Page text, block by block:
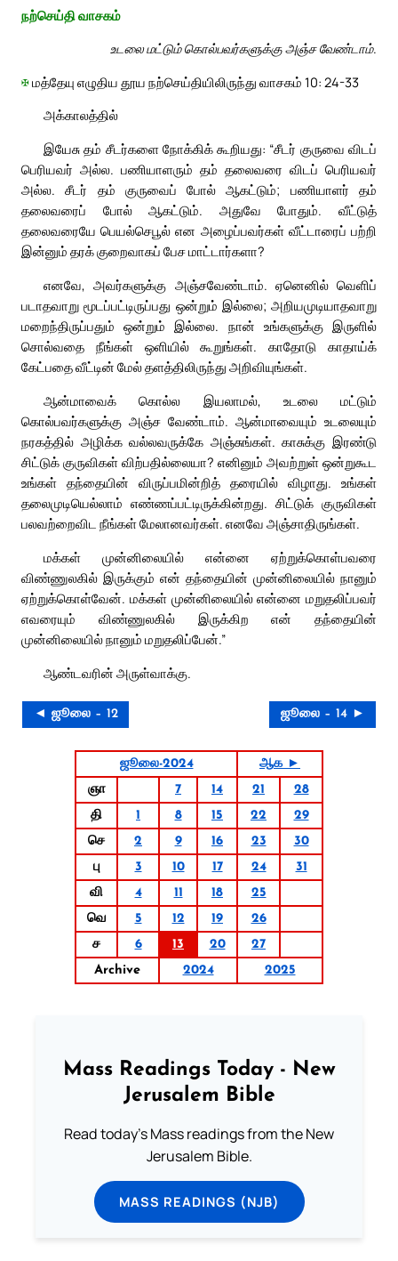
நற்செய்தி வாசகம்
உடலை மட்டும் கொல்பவர்களுக்கு அஞ்ச வேண்டாம்.
✠மத்தேயு எழுதிய தூய நற்செய்தியிலிருந்து வாசகம் 10: 24-33
அக்காலத்தில்
இயேசு தம் சீடர்களை நோக்கிக் கூறியது: “சீடர் குருவை விடப்
பெரியவர் அல்ல. பணியாளரும் தம் தலைவரை விடப் பெரியவர்
அல்ல. சீடர் தம் குருவைப் போல் ஆகட்டும்; பணியாளர் தம்
தலைவரைப் போல் ஆகட்டும். அதுவே போதும். வீட்டுத்
தலைவரையே பெயல்செபூல் என அழைப்பவர்கள் வீட்டாரைப் பற்றி
இன்னும் தரக் குறைவாகப் பேச மாட்டார்களா?
எனவே, அவர்களுக்கு அஞ்சவேண்டாம். ஏனெனில் வெளிப்
படாதவாறு மூடப்பட்டிருப்பது ஒன்றும் இல்லை; அறியமுடியாதவாறு
மறைந்திருப்பதும் ஒன்றும் இல்லை. நான் உங்களுக்கு இருளில்
சொல்வதை நீங்கள் ஒளியில் கூறுங்கள். காதோடு காதாய்க்
கேட்பதை வீட்டின் மேல் தளத்திலிருந்து அறிவியுங்கள்.
ஆன்மாவைக் கொல்ல இயலாமல், உடலை மட்டும்
கொல்பவர்களுக்கு அஞ்ச வேண்டாம். ஆன்மாவையும் உடலையும்
நரகத்தில் அழிக்க வல்லவருக்கே அஞ்சுங்கள். காசுக்கு இரண்டு
சிட்டுக் குருவிகள் விற்பதில்லையா? எனினும் அவற்றுள் ஒன்றுகூட
உங்கள் தந்தையின் விருப்பமின்றித் தரையில் விழாது. உங்கள்
தலைமுடியெல்லாம் எண்ணப்பட்டிருக்கின்றது. சிட்டுக் குருவிகள்
பலவற்றைவிட நீங்கள் மேலானவர்கள். எனவே அஞ்சாதிருங்கள்.
மக்கள் முன்னிலையில் என்னை ஏற்றுக்கொள்பவரை
விண்ணுலகில் இருக்கும் என் தந்தையின் முன்னிலையில் நானும்
ஏற்றுக்கொள்வேன். மக்கள் முன்னிலையில் என்னை மறுதலிப்பவர்
எவரையும் விண்ணுலகில் இருக்கிற என் தந்தையின்
முன்னிலையில் நானும் மறுதலிப்பேன்.”
ஆண்டவரின் அருள்வாக்கு.
◄ ஜூலை – 12 ஜூலை – 14 ►
ஜூலை-2024
ஆக ►
ஞா
7 14 21
28
தி
1 8 15 22
29
செ
2 9 16 23
30
பு
3 10 17 24
31
வி
4 11 18
25
வெ
5 12 19
26
ச
6 13 20
27
Archive
2024 2025
Mass Readings Today - New
Jerusalem Bible
Read today's Mass readings from the New
Jerusalem Bible.
MASS READINGS (NJB)